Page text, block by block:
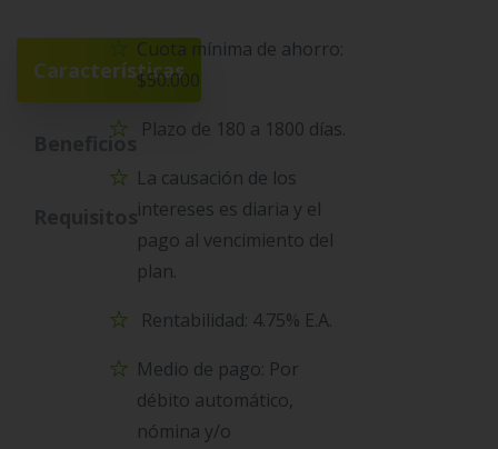
Características
Beneficios
Cuota mínima de ahorro:
$50.000
Plazo de 180 a 1800 días.
La causación de los
intereses es diaria y el
pago al vencimiento del
plan.
Rentabilidad: 4.75% E.A.
Medio de pago: Por
débito automático,
nómina y/o